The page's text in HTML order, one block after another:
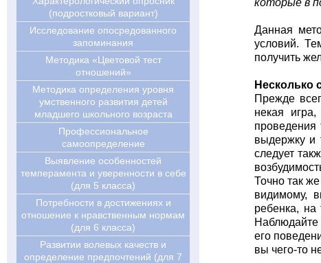
которые в
Данная
условий.
получить
Несколько
Прежде
некая
проведения
выдержку и
следует
Точно так
видимому,
ребенка, на
его
вы чего-то
(подростковый вариант)
Исследование опосредованного
запоминания
Методика «Цветовой тест
отношений»
Методика определения уровня
умственного развития детей
младшего школьного возраста
Профессиональное
самоопределение
Выявление особенностей
темперамента и уверенности в себе
(для 5 класса)
Потребности в достижениях и
отношение к нравственным нормам
(для 6 класса)
Развитии волевых качеств и
определение предпочтений (для 7